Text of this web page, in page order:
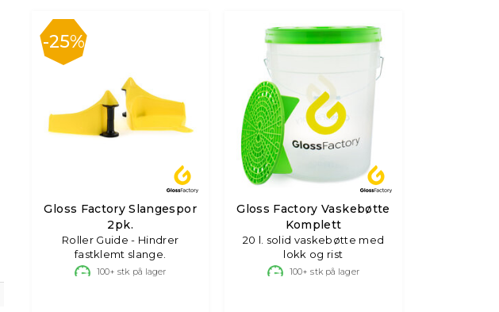
25%
Gloss Factory Slangespor
2pk.
Roller Guide - Hindrer
fastklemt slange.
100+ stk på lager
Gloss Factory Vaskebøtte
Komplett
20 l. solid vaskebøtte med
lokk og rist
100+ stk på lager